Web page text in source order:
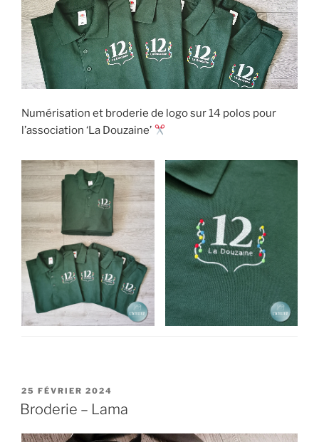
Numérisation et broderie de logo sur 14 polos pour
l’association ‘La Douzaine’
PUBLIÉ
LE
25 FÉVRIER 2024
Broderie – Lama